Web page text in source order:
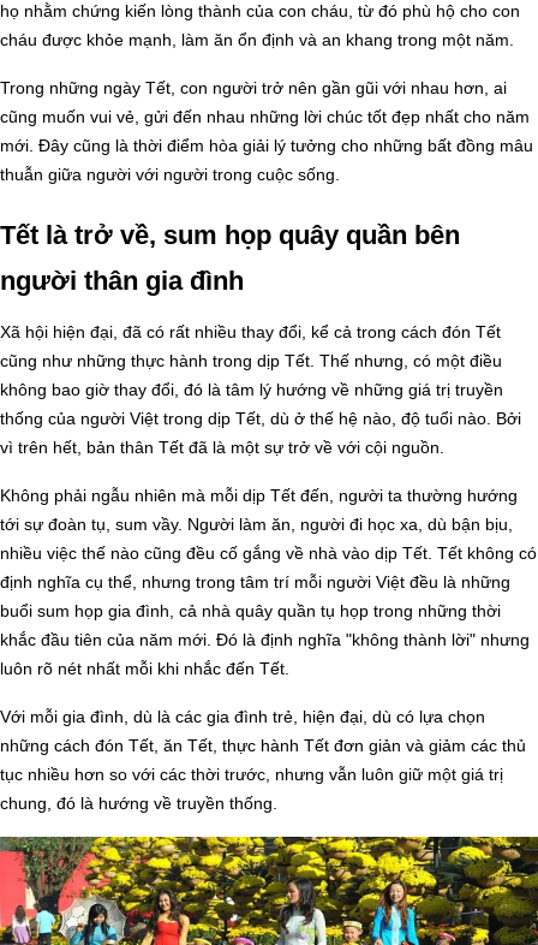
họ nhằm chứng kiến lòng thành của con cháu, từ đó phù hộ cho con
cháu được khỏe mạnh, làm ăn ổn định và an khang trong một năm.
Trong những ngày Tết, con người trở nên gần gũi với nhau hơn, ai
cũng muốn vui vẻ, gửi đến nhau những lời chúc tốt đẹp nhất cho năm
mới. Đây cũng là thời điểm hòa giải lý tưởng cho những bất đồng mâu
thuẫn giữa người với người trong cuộc sống.
Tết là trở về, sum họp quây quần bên
người thân gia đình
Xã hội hiện đại, đã có rất nhiều thay đổi, kể cả trong cách đón Tết
cũng như những thực hành trong dịp Tết. Thế nhưng, có một điều
không bao giờ thay đổi, đó là tâm lý hướng về những giá trị truyền
thống của người Việt trong dịp Tết, dù ở thế hệ nào, độ tuổi nào. Bởi
vì trên hết, bản thân Tết đã là một sự trở về với cội nguồn.
Không phải ngẫu nhiên mà mỗi dịp Tết đến, người ta thường hướng
tới sự đoàn tụ, sum vầy. Người làm ăn, người đi học xa, dù bận bịu,
nhiều việc thế nào cũng đều cố gắng về nhà vào dịp Tết. Tết không có
định nghĩa cụ thể, nhưng trong tâm trí mỗi người Việt đều là những
buổi sum họp gia đình, cả nhà quây quần tụ họp trong những thời
khắc đầu tiên của năm mới. Đó là định nghĩa "không thành lời" nhưng
luôn rõ nét nhất mỗi khi nhắc đến Tết.
Với mỗi gia đình, dù là các gia đình trẻ, hiện đại, dù có lựa chọn
những cách đón Tết, ăn Tết, thực hành Tết đơn giản và giảm các thủ
tục nhiều hơn so với các thời trước, nhưng vẫn luôn giữ một giá trị
chung, đó là hướng về truyền thống.